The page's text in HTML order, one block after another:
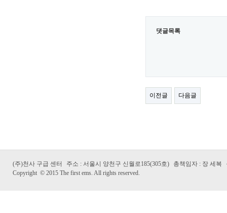
댓글목록
이전글 다음글
(주)천사 구급 센터 주소 : 서울시 양천구 신월로185(305호) 총책임자 : 장 세복
Copyright © 2015 The first ems. All rights reserved.